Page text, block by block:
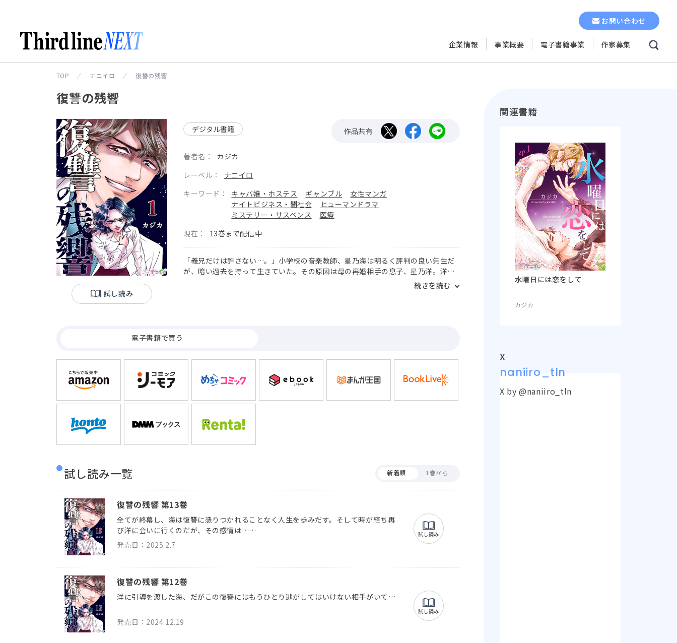
お問い合わせ
企業情報 事業概要 電子書籍事業 作家募集
TOP ナニイロ 復讐の残響
関連書籍
水曜日には恋をして
カジカ
X
naniiro_tln
X by @naniiro_tln
復讐の残響
試し読み
デジタル書籍 作品共有
著者名：
カジカ
レーベル：
ナニイロ
キーワード：
キャバ嬢・ホステス ギャンブル
女性マンガ
ナイトビジネス・闇社会
ヒューマンドラマ
ミステリー・サスペンス
医療
現在：
13巻まで配信中
「義兄だけは許さない…。」小学校の音楽教師、星乃海は明るく評判の良い先生だ
が、暗い過去を持って生きていた。その原因は母の再婚相手の息子、星乃洋。洋は
海から何もかも奪い、家族を崩壊へと導いた。そして何も告げず海の前から姿を消
した…。それから10年。洋に傷つけられた指の後遺症に悩み、家の近くの小さな病
続きを読む
電子書籍で買う
試し読み一覧 新着順 1巻から
復讐の残響 第13巻
全てが終幕し、海は復讐に憑りつかれることなく人生を歩みだす。そして時が経ち再
び洋に会いに行くのだが、その感情は…
発売日：2025.2.7
試し読み
復讐の残響 第12巻
洋に引導を渡した海、だがこの復讐にはもうひとり逃がしてはいけない相手がいて…
発売日：2024.12.19
試し読み